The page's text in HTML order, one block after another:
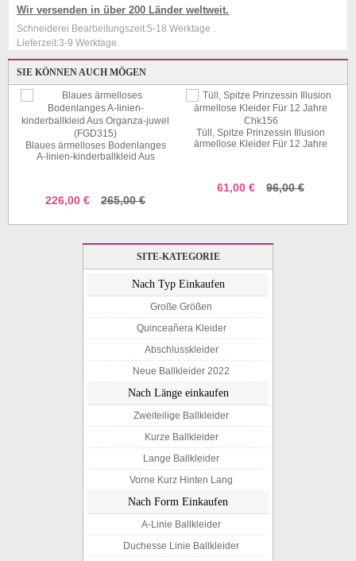
Wir versenden in über 200 Länder weltweit.
Schneiderei Bearbeitungszeit:5-18 Werktage .
Lieferzeit:3-9 Werktage.
SIE KÖNNEN AUCH MÖGEN
Blaues ärmelloses Bodenlanges
A-linien-kinderballkleid Aus
226,00 € 265,00 €
Tüll, Spitze Prinzessin Illusion
ärmellose Kleider Für 12 Jahre
61,00 € 96,00 €
SITE-KATEGORIE
Nach Typ Einkaufen
Große Größen
Quinceañera Kleider
Abschlusskleider
Neue Ballkleider 2022
Nach Länge einkaufen
Zweiteilige Ballkleider
Kurze Ballkleider
Lange Ballkleider
Vorne Kurz Hinten Lang
Nach Form Einkaufen
A-Linie Ballkleider
Duchesse Linie Ballkleider